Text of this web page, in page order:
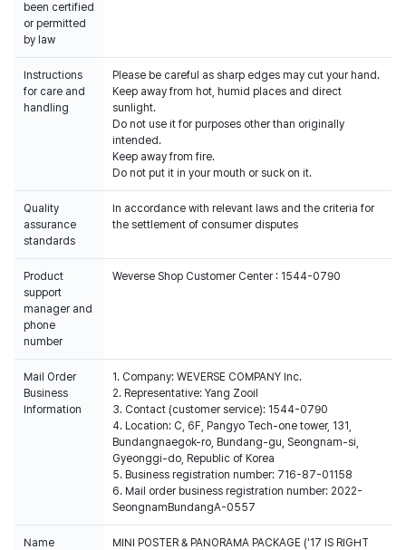
been certified
or permitted
by law
Instructions
for care and
handling
Please be careful as sharp edges may cut your hand.
Keep away from hot, humid places and direct
sunlight.
Do not use it for purposes other than originally
intended.
Keep away from fire.
Do not put it in your mouth or suck on it.
Quality
assurance
standards
In accordance with relevant laws and the criteria for
the settlement of consumer disputes
Product
support
manager and
phone
number
Weverse Shop Customer Center : 1544-0790
Mail Order
Business
Information
1. Company: WEVERSE COMPANY Inc.
2. Representative: Yang Zooil
3. Contact (customer service): 1544-0790
4. Location: C, 6F, Pangyo Tech-one tower, 131,
Bundangnaegok-ro, Bundang-gu, Seongnam-si,
Gyeonggi-do, Republic of Korea
5. Business registration number: 716-87-01158
6. Mail order business registration number: 2022-
SeongnamBundangA-0557
Name
MINI POSTER & PANORAMA PACKAGE ('17 IS RIGHT